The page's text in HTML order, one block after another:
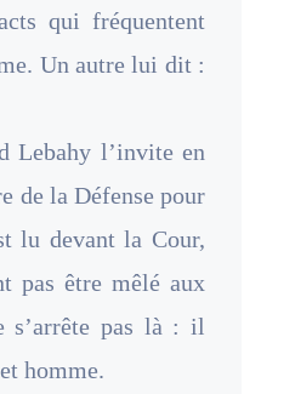
qui fréquentent
Un autre lui dit :
Lebahy l’invite en
de la Défense pour
lu devant la Cour,
pas être mêlé aux
s’arrête pas là : il
homme.